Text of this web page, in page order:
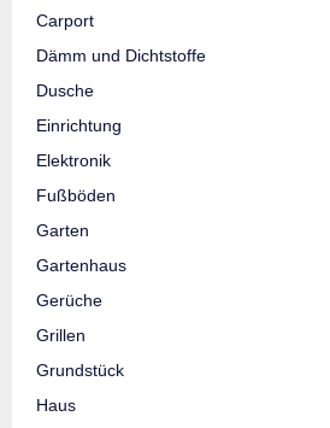
Carport
Dämm und Dichtstoffe
Dusche
Einrichtung
Elektronik
Fußböden
Garten
Gartenhaus
Gerüche
Grillen
Grundstück
Haus